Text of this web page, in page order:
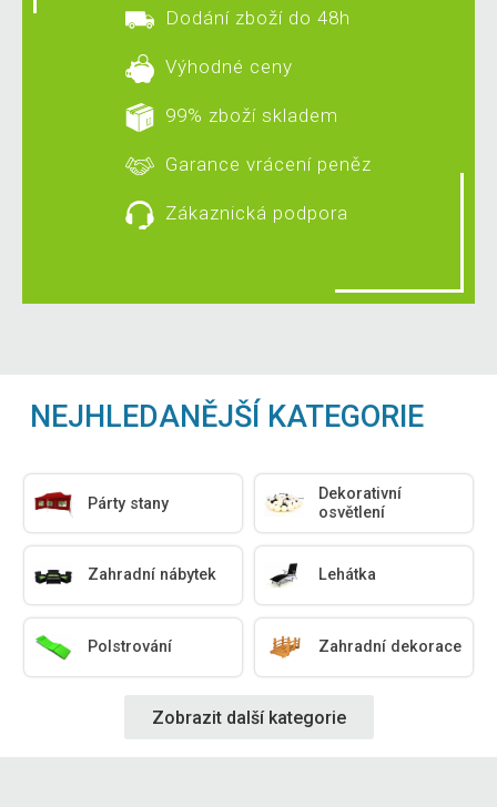
Dodání zboží do 48h
Výhodné ceny
99% zboží skladem
Garance vrácení peněz
Zákaznická podpora
NEJHLEDANĚJŠÍ KATEGORIE
Párty stany
Dekorativní
osvětlení
Zahradní nábytek Lehátka
Polstrování Zahradní dekorace
Zobrazit další kategorie